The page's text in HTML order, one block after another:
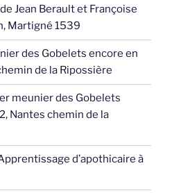
Jean Berault et Françoise
Martigné 1539
des Gobelets encore en
de la Ripossière
meunier des Gobelets
Nantes chemin de la
d’apothicaire à